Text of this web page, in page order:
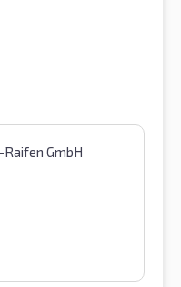
GmbH